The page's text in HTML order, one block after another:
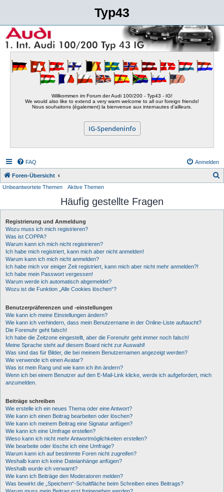
Typ43
Willkommen im Forum der Audi 100/200 - Typ43 - IG!
We would also like to extend a very warm welcome to all our foreign friends!
Nous souhaitons (également) la bienvenue aux internautes d'ailleurs.
IG-Spendeninfo
FAQ Anmelden
Foren-Übersicht
h
Unbeantwortete Themen Aktive Themen
Häufig gestellte Fragen
Registrierung und Anmeldung
Wozu muss ich mich registrieren?
Was ist COPPA?
Warum kann ich mich nicht registrieren?
Ich habe mich registriert, kann mich aber nicht anmelden!
Warum kann ich mich nicht anmelden?
Ich habe mich vor einiger Zeit registriert, kann mich aber nicht mehr anmelden?!
Ich habe mein Passwort vergessen!
Warum werde ich automatisch abgemeldet?
Wozu ist die Funktion „Alle Cookies löschen“?
Benutzerpräferenzen und -einstellungen
Wie kann ich meine Einstellungen ändern?
Wie kann ich verhindern, dass mein Benutzername in der Online-Liste auftaucht?
Die Forenuhr geht falsch!
Ich habe die Zeitzone eingestellt, aber die Forenuhr geht immer noch falsch!
Meine Sprache steht auf diesem Board nicht zur Auswahl!
Was sind das für Bilder, die bei meinem Benutzernamen angezeigt werden?
Wie verwende ich einen Avatar?
Was ist mein Rang und wie kann ich ihn ändern?
Wenn ich bei einem Benutzer auf den E-Mail-Link klicke, werde ich aufgefordert, mich
anzumelden.
Beiträge schreiben
Wie erstelle ich ein neues Thema oder eine Antwort?
Wie kann ich einen Beitrag bearbeiten oder löschen?
Wie kann ich meinem Beitrag eine Signatur anfügen?
Wie kann ich eine Umfrage erstellen?
Wieso kann ich nicht mehr Antwortmöglichkeiten erstellen?
Wie bearbeite oder lösche ich eine Umfrage?
Warum kann ich auf bestimmte Foren nicht zugreifen?
Weshalb kann ich keine Dateianhänge anfügen?
Weshalb wurde ich verwarnt?
Wie kann ich Beiträge den Moderatoren melden?
Was bewirkt die „Speichern“-Schaltfläche beim Schreiben eines Beitrags?